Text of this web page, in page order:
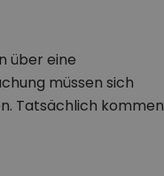
über eine
müssen sich
Tatsächlich kommen